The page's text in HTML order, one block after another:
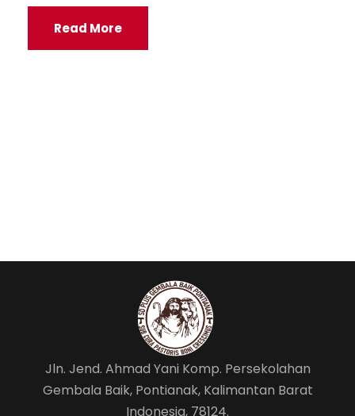
Read More
Jln. Jend. Ahmad Yani Komp. Persekolahan
Gembala Baik, Pontianak, Kalimantan Barat
Indonesia, 78124.